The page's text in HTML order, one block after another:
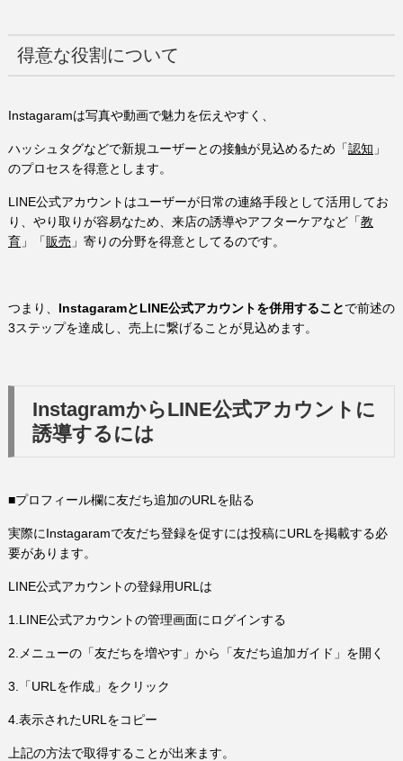
得意な役割について
Instagaramは写真や動画で魅力を伝えやすく、
ハッシュタグなどで新規ユーザーとの接触が見込めるため「認知 」
のプロセスを得意とします。
LINE公式アカウントはユーザーが日常の連絡手段として活用してお
り、やり取りが容易なため、来店の誘導やアフターケアなど「教
育 」「販売 」寄りの分野を得意としてるのです。
つまり、 InstagaramとLINE公式アカウントを併用することで前述の
3ステップを達成し、売上に繋げることが見込めます。
InstagramからLINE公式アカウントに
誘導するには
■プロフィール欄に友だち追加のURLを貼る
実際にInstagaramで友だち登録を促すには投稿にURLを掲載する必
要があります。
LINE公式アカウントの登録用URLは
1.LINE公式アカウントの管理画面にログインする
2.メニューの「友だちを増やす」から「友だち追加ガイド」を開く
3.「URLを作成」をクリック
4.表示されたURLをコピー
上記の方法で取得することが出来ます。